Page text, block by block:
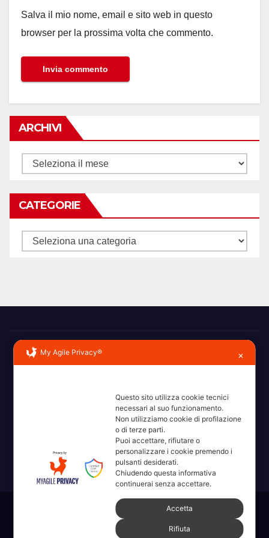
Salva il mio nome, email e sito web in questo
browser per la prossima volta che commento.
ARCHIVI
Archivi
CATEGORIE
Categorie
Erba, Brianza, Lario: raccontate con la serietà di chi non
ricorda la domanda.
Sviluppato con orgoglio da WordPress
Themeansar
My Agile Privacy® ✕
Questo sito utilizza cookie tecnici
necessari al suo funzionamento.
Non utilizziamo cookie di profilazione
o di terze parti.
Puoi accettare, rifiutare o
personalizzare i cookie premendo i
pulsanti desiderati.
Chiudendo questa informativa
continuerai senza accettare.
Accetta
Rifiuta